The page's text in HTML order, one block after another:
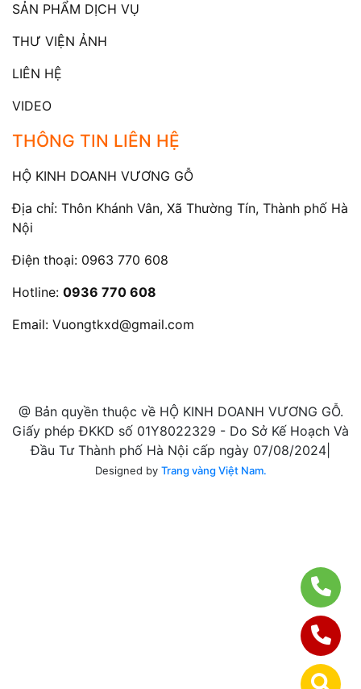
SẢN PHẨM DỊCH VỤ
THƯ VIỆN ẢNH
LIÊN HỆ
VIDEO
THÔNG TIN LIÊN HỆ
HỘ KINH DOANH VƯƠNG GỖ
Địa chỉ: Thôn Khánh Vân, Xã Thường Tín, Thành phố Hà
Nội
Điện thoại: 0963 770 608
Hotline: 0936 770 608
Email: Vuongtkxd@gmail.com
@ Bản quyền thuộc về HỘ KINH DOANH VƯƠNG GỖ.
Giấy phép ĐKKD số 01Y8022329 - Do Sở Kế Hoạch Và
Đầu Tư Thành phố Hà Nội cấp ngày 07/08/2024|
Designed by Trang vàng Việt Nam.